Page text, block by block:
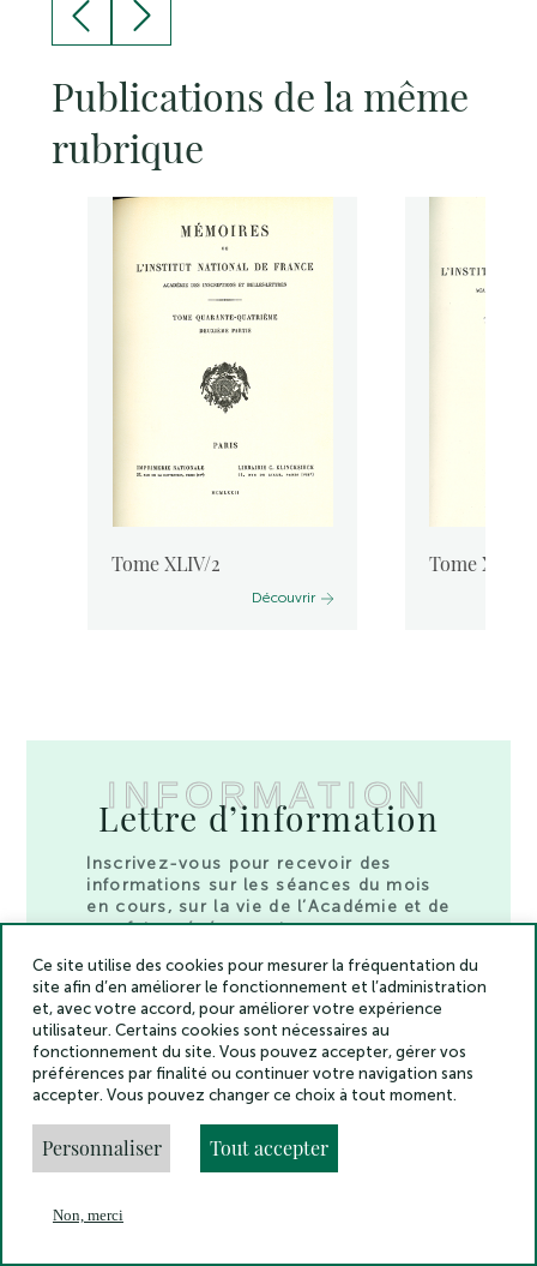
Menu
Publications de la même
rubrique
Tome XLIV/2
Découvrir
Tome XLIV/1
INFORMATION
Lettre d’information
Inscrivez-vous pour recevoir des
informations sur les séances du mois
en cours, sur la vie de l’Académie et de
nos futurs événements.
sorties des publications de nos
membres et les dernières nominations.
Ce site utilise des cookies pour mesurer la fréquentation du
site afin d’en améliorer le fonctionnement et l’administration
et, avec votre accord, pour améliorer votre expérience
utilisateur. Certains cookies sont nécessaires au
fonctionnement du site. Vous pouvez accepter, gérer vos
préférences par finalité ou continuer votre navigation sans
accepter. Vous pouvez changer ce choix à tout moment.
Personnaliser Tout accepter
Non, merci